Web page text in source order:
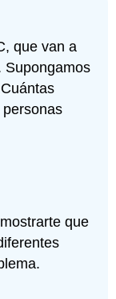
que van a
Supongamos
que